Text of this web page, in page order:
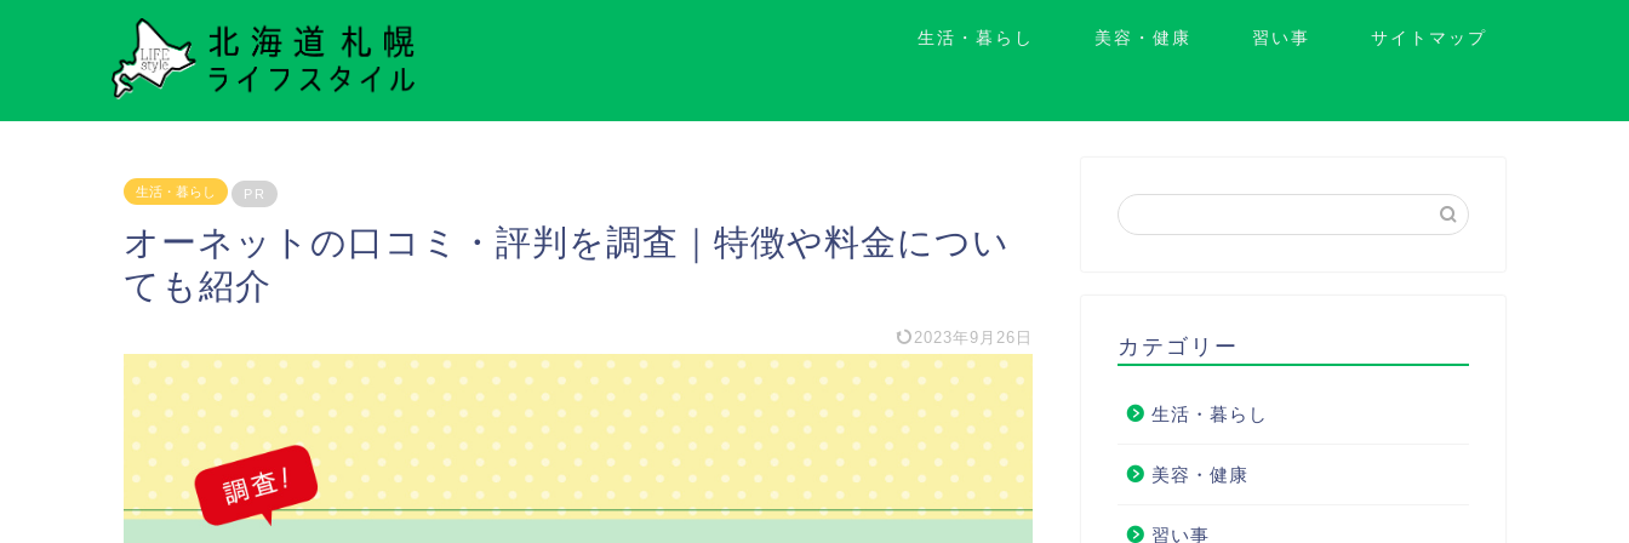
生活・暮らし 美容・健康 習い事 サイトマップ
生活・暮らし PR
オーネットの口コミ・評判を調査｜特徴や料金につい
ても紹介
2023年9月26日 カテゴリー
生活・暮らし
美容・健康
習い事